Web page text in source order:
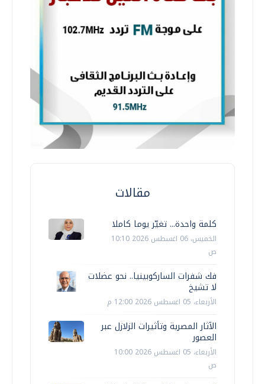
مقالات
كلمة واحدة... تغيّر يوما كاملا
الخميس، 06 اغسطس 2026 10:10
ص
فك شفرات الساركوبينيا.. نحو عضلات
لا تشيخ
الأربعاء، 05 اغسطس 2026 12:00 م
الآثار المصرية وتأثيرات الزلازل عبر
العصور
الأربعاء، 05 اغسطس 2026 10:00
ص